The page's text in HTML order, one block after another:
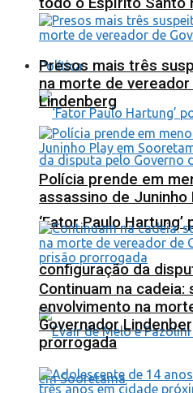
Política
‘Fator Paulo
configuração da
Presos mais três
na morte de
Lindenberg
Polícia prende em
assassino de
Continuam na
envolvimento na
Governador
prorrogada